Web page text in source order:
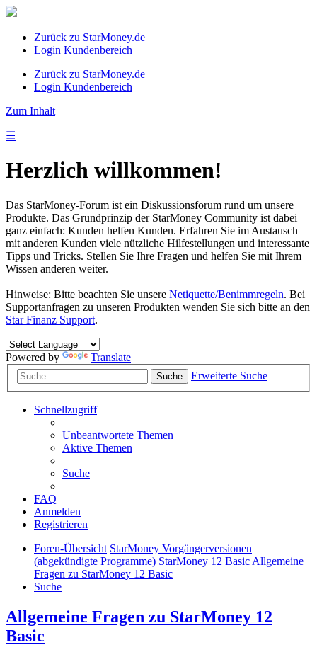
Zurück zu StarMoney.de
Login Kundenbereich
Zurück zu StarMoney.de
Login Kundenbereich
Zum Inhalt
☰
Herzlich willkommen!
Das StarMoney-Forum ist ein Diskussionsforum rund um unsere
Produkte. Das Grundprinzip der StarMoney Community ist dabei
ganz einfach: Kunden helfen Kunden. Erfahren Sie im Austausch
mit anderen Kunden viele nützliche Hilfestellungen und interessante
Tipps und Tricks. Stellen Sie Ihre Fragen und helfen Sie mit Ihrem
Wissen anderen weiter.
Hinweise: Bitte beachten Sie unsere Netiquette/Benimmregeln. Bei
Supportanfragen zu unseren Produkten wenden Sie sich bitte an den
Star Finanz Support.
Powered by Translate
Suche Erweiterte Suche
Schnellzugriff
Unbeantwortete Themen
Aktive Themen
Suche
FAQ
Anmelden
Registrieren
Foren-Übersicht StarMoney Vorgängerversionen
(abgekündigte Programme) StarMoney 12 BasicAllgemeine
Fragen zu StarMoney 12 Basic
Suche
Allgemeine Fragen zu StarMoney 12
Basic